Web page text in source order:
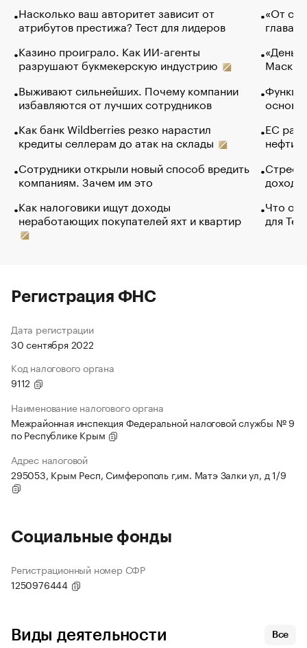
Насколько ваш авторитет зависит от
атрибутов престижа? Тест для лидеров
Казино проиграло. Как ИИ-агенты
разрушают букмекерскую индустрию
Выживают сильнейших. Почему компании
избавляются от лучших сотрудников
Как банк Wildberries резко нарастил
кредиты селлерам до атак на склады
Сотрудники открыли новый способ вредить
компаниям. Зачем им это
Как налоговики ищут доходы
неработающих покупателей яхт и квартир
«От
глава
Маск в
основ
ЕС
нефти
Что
для
Регистрация ФНС
Дата регистрации
30 сентября 2022
Код налогового органа
9112
Наименование налогового органа
Межрайонная инспекция Федеральной налоговой службы № 9
по Республике Крым
Адрес налоговой
295053, Крым Респ, Симферополь г,им. Матэ Залки ул, д 1/9
Социальные фонды
Регистрационный номер СФР
1250976444
Виды деятельности Все